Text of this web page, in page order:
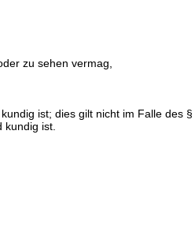
zu sehen vermag,
ist; dies gilt nicht im Falle des §
ist.